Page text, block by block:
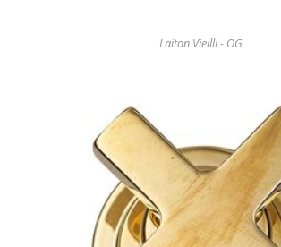
Laiton Vieilli - OG